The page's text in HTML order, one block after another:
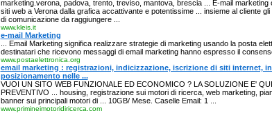
marketing.verona, padova, trento, treviso, mantova, brescia ... E-mail marketing
siti web a Verona dalla grafica accattivante e potentissime ... insieme al cliente
di comunicazione da raggiungere ...
www.kleis.it
e-mail Marketing
... Email Marketing significa realizzare strategie di marketing usando la posta
destinatari che ricevono messaggi di email marketing hanno espresso il
www.postaelettronica.org
email marketing : registrazioni, indicizzazione, iscrizione di siti internet,
posizionamento nelle ...
VUOI UN SITO WEB FUNZIONALE ED ECONOMICO ? LA SOLUZIONE E'
PREVENTIVO ... housing, registrazione sui motori di ricerca, web marketing,
banner sui principali motori di ... 10GB/ Mese. Caselle Email: 1 ...
www.primineimotoridiricerca.com